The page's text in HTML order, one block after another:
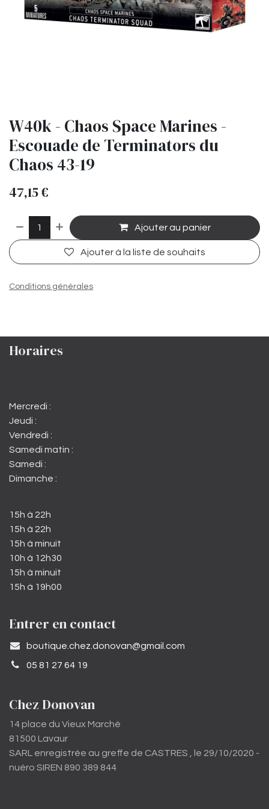
W40k - Chaos Space Marines -
Escouade de Terminators du
Chaos 43-19
47,15€
Ajouter au panier
Ajouter à la liste de souhaits
Conditions générales
Horaires
Mercredi :
Jeudi :
Vendredi :
Samedi matin :
Samedi :
Dimanche :
15h à 22h
15h à 22h
15h à minuit
10h à 12h30
15h à minuit
15h à 19h00
Entrer en contact
​boutique.chez.donovan@gmail.com​
05 81 27 64 19
Chez Donovan
14 place du Vieux Marché
81500 Lavaur
SARL enregistrée au greffe de CASTRES , le 29/10/2020 -
nuéro SIREN 890 389 844